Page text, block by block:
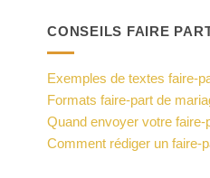
CONSEILS FAIRE
Exemples de textes faire-
Formats faire-part de
Quand envoyer votre faire-
Comment rédiger un faire-